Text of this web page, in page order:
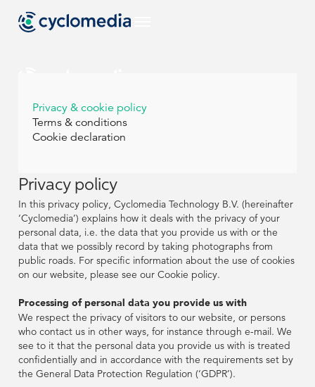
Ressources
Afficher toutes
Études De Cas
Webinaires &
Vidéos
Street Smart
L'entreprise
Consultez les
informations de
notre entreprise
Contact
EU
US
NL
DE
FR
PL
Secteurs
Construction Et
Ingénierie
Afficher tous les
cas d'utilisation
Gestion D'actifs
Produits &
Technologies
Voir tous nos
produits et
technologies
Privacy & cookie policy
Terms & conditions
Cookie declaration
Privacy policy
In this privacy policy, Cyclomedia Technology B.V. (hereinafter
‘Cyclomedia’) explains how it deals with the privacy of your
personal data, i.e. the data that you provide us with or the
data that we possibly record by taking photographs from
public roads. For specific information about the use of cookies
on our website, please see our Cookie policy.
Processing of personal data you provide us with
We respect the privacy of visitors to our website, or persons
who contact us in other ways, for instance through e-mail. We
see to it that the personal data you provide us with is treated
confidentially and in accordance with the requirements set by
the General Data Protection Regulation (‘GDPR’).
Ressources
Afficher toutes
les ressources
Études De Cas
Street Smart
L'entreprise
EU
US
NL
DE
Secteurs
Afficher tous les
secteurs
Cas D'usage
Afficher tous les
cas d'utilisation
Produits &
Technologies
produits et
technologies
Ressources
Afficher toutes
les ressources
Études De Cas
Street Smart
L'entreprise
EU
US
NL
DE
Secteurs
Afficher tous les
secteurs
Cas D'usage
Afficher tous les
cas d'utilisation
Produits &
Technologies
produits et
technologies